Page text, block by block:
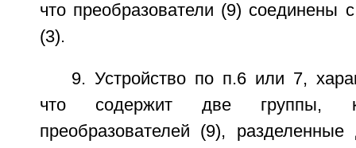
что преобразователи (9) соединены
(3).
9. Устройство по п.6 или 7,
что содержит две группы,
преобразователей (9),